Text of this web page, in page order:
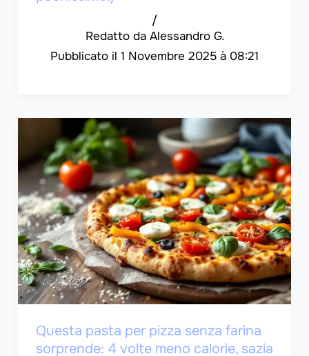
Alessandro G.
/
1 Novembre 2025 à 08:21
Questa pasta per pizza senza farina
sorprende: 4 volte meno calorie, sazia